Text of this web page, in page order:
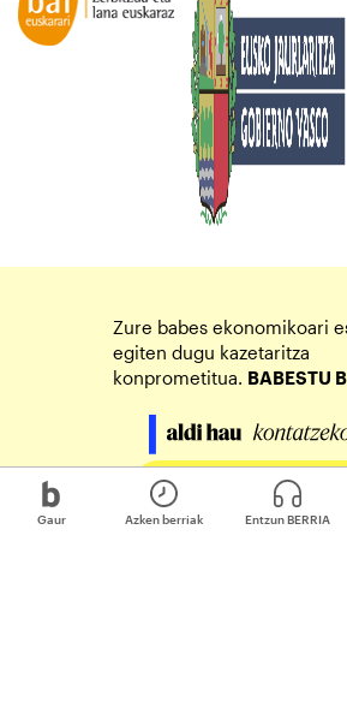
Gaur Azken berriak Entzun BERRIA
Zure babes ekonomikoari
egiten dugu kazetaritza
konprometitua. BABESTU
Egin zure